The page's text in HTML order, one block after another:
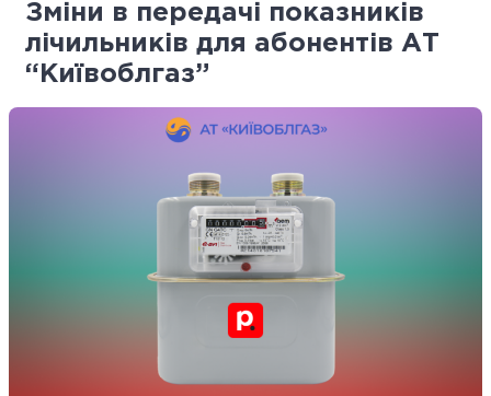
Зміни в передачі показників
лічильників для абонентів АТ
“Київоблгаз”